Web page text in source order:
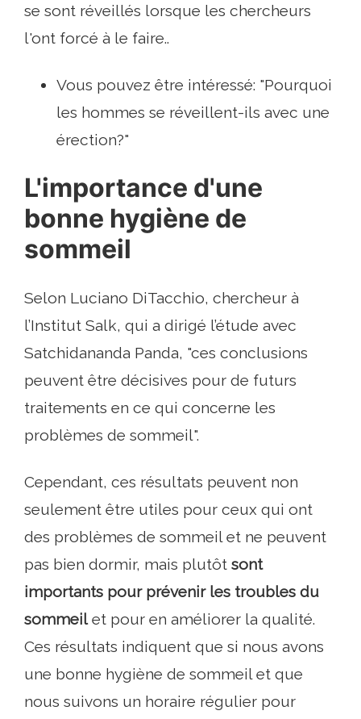
se sont réveillés lorsque les chercheurs
l'ont forcé à le faire..
Vous pouvez être intéressé: "Pourquoi
les hommes se réveillent-ils avec une
érection?"
L'importance d'une
bonne hygiène de
sommeil
Selon Luciano DiTacchio, chercheur à
l’Institut Salk, qui a dirigé l’étude avec
Satchidananda Panda, "ces conclusions
peuvent être décisives pour de futurs
traitements en ce qui concerne les
problèmes de sommeil".
Cependant, ces résultats peuvent non
seulement être utiles pour ceux qui ont
des problèmes de sommeil et ne peuvent
pas bien dormir, mais plutôt sont
importants pour prévenir les troubles du
sommeilet pour en améliorer la qualité.
Ces résultats indiquent que si nous avons
une bonne hygiène de sommeil et que
nous suivons un horaire régulier pour